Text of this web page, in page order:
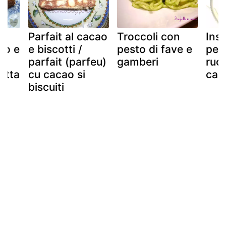
e
Parfait al cacao
e biscotti /
parfait (parfeu)
cu cacao si
biscuiti
Troccoli con
pesto di fave e
gamberi